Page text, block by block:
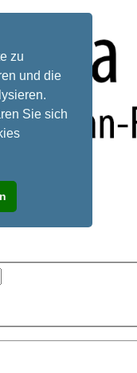
zu
und die
Sie sich